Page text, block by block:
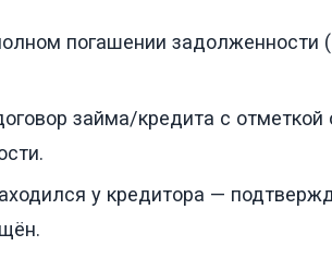
погашении задолженности
займа/кредита с отметкой
у кредитора —